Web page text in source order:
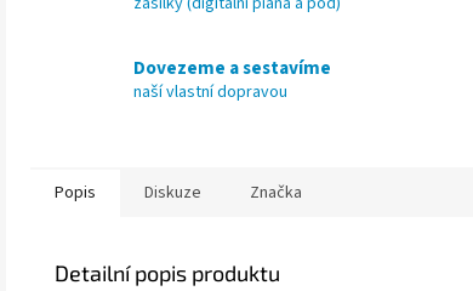
Dovezeme a sestavíme
naší vlastní dopravou
Popis Diskuze Značka
Detailní popis produktu